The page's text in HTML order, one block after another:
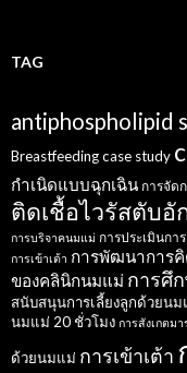
TAG
antiphospholipid
Breastfeeding case study
กำเนิดแบบฉุกเฉิน การจัด
ติดเชื้อไวรัสตับอั
การบริจาคนมแม่ การประเมินกา
การเข้าเต้า การพัฒนาการ
ของคลินิกนมแม่ การศึ
สนับสนุนการเลี้ยงลูกด้วยน
นมแม่ 20 ชั่วโมง การสังเกตม
ด้วยนมแม่ การเข้าเต้า